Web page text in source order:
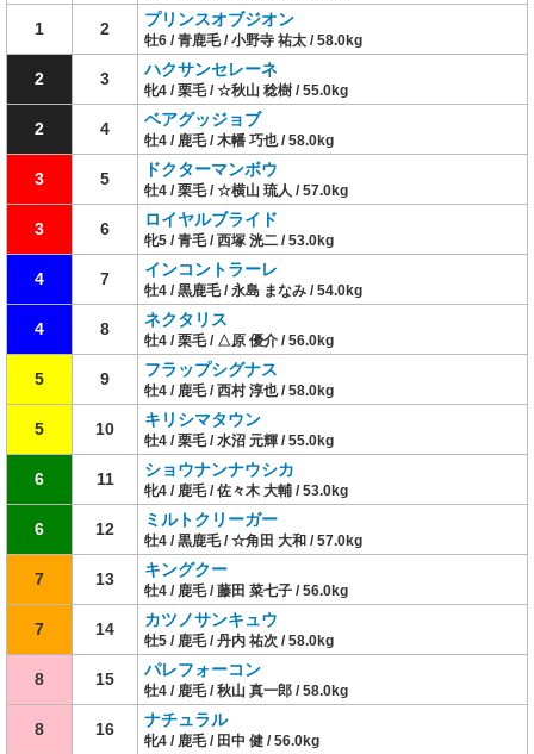
1 2 プリンスオブジオン
牡6 / 青鹿毛 / 小野寺 祐太 / 58.0kg
2 3 ハクサンセレーネ
牝4 / 栗毛 / ☆秋山 稔樹 / 55.0kg
2 4 ベアグッジョブ
牡4 / 鹿毛 / 木幡 巧也 / 58.0kg
3 5 ドクターマンボウ
牡4 / 栗毛 / ☆横山 琉人 / 57.0kg
3 6 ロイヤルブライド
牝5 / 青毛 / 西塚 洸二 / 53.0kg
4 7 インコントラーレ
牡4 / 黒鹿毛 / 永島 まなみ / 54.0kg
4 8 ネクタリス
牡4 / 栗毛 / △原 優介 / 56.0kg
5 9 フラップシグナス
牡4 / 鹿毛 / 西村 淳也 / 58.0kg
5 10 キリシマタウン
牡4 / 栗毛 / 水沼 元輝 / 55.0kg
6 11 ショウナンナウシカ
牝4 / 鹿毛 / 佐々木 大輔 / 53.0kg
6 12 ミルトクリーガー
牡4 / 黒鹿毛 / ☆角田 大和 / 57.0kg
7 13 キングクー
牡4 / 鹿毛 / 藤田 菜七子 / 56.0kg
7 14 カツノサンキュウ
牡5 / 鹿毛 / 丹内 祐次 / 58.0kg
8 15 パレフォーコン
牡4 / 鹿毛 / 秋山 真一郎 / 58.0kg
8 16 ナチュラル
牝4 / 鹿毛 / 田中 健 / 56.0kg